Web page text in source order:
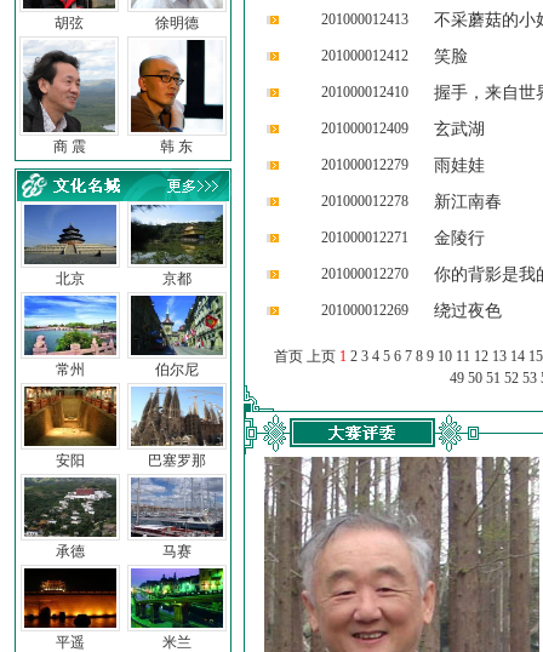
胡弦 徐明德
商 震 韩 东
北京
常州
安阳
承德
平遥
京都
伯尔尼
巴塞罗那
马赛
米兰
201000012413 不采蘑菇的小
201000012412 笑脸
201000012410 握手，来自世
201000012409 玄武湖
201000012279 雨娃娃
201000012278 新江南春
201000012271 金陵行
201000012270 你的背影是我
201000012269 绕过夜色
首页 上页 1 2 3 4 5 6 7 8 9 10 11 12 13 14 15
49 50 51 52 53